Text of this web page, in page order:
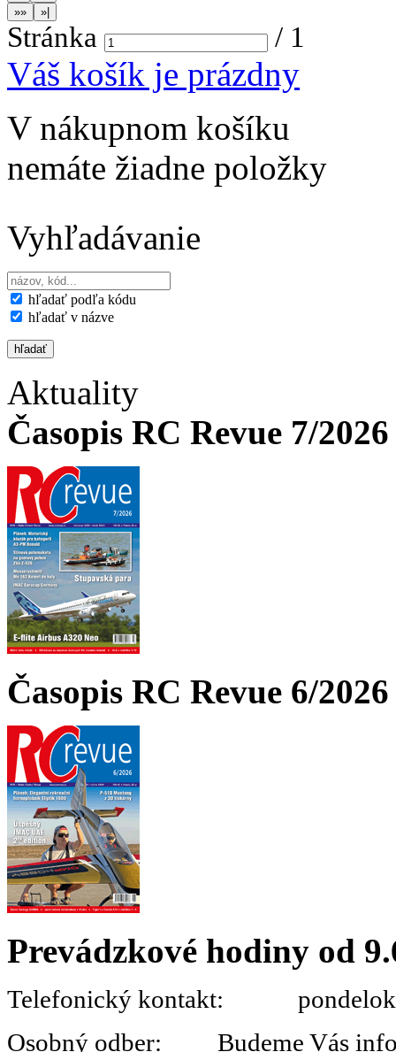
Stránka / 1
Váš košík je prázdny
V nákupnom košíku
nemáte žiadne položky
Vyhľadávanie
hľadať podľa kódu
hľadať v názve
Aktuality
Časopis RC Revue 7/
Časopis RC Revue 6/
Prevádzkové hodiny od
Telefonický kontakt:
Osobný odber: Budeme Vás